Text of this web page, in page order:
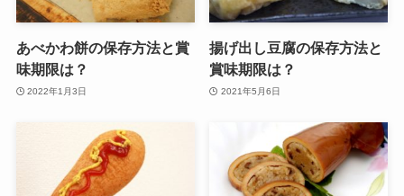
あべかわ餅の保存方法と賞
味期限は？
2022年1月3日
揚げ出し豆腐の保存方法と
賞味期限は？
2021年5月6日